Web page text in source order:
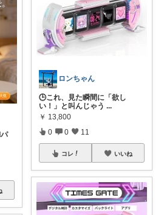
ロンちゃん
🕒これ、見た瞬間に「欲し
い！」と叫んじゃう ...
￥ 13,800
0 0 11
コレ いいね